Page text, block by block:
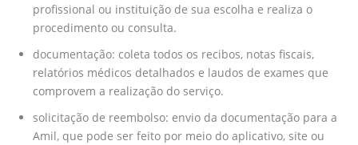
profissional ou instituição de sua escolha e realiza o
procedimento ou consulta.
documentação: coleta todos os recibos, notas fiscais,
relatórios médicos detalhados e laudos de exames que
comprovem a realização do serviço.
solicitação de reembolso: envio da documentação para a
Amil, que pode ser feito por meio do aplicativo, site ou